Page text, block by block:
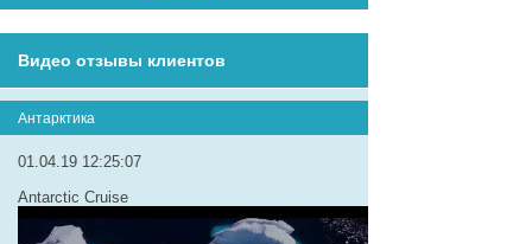
Видео отзывы клиентов
Антарктика
01.04.19 12:25:07
Antarctic Cruise